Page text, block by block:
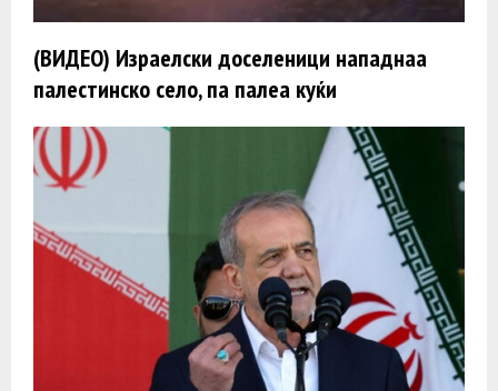
(ВИДЕО) Израелски доселеници нападнаа
палестинско село, па палеа куќи